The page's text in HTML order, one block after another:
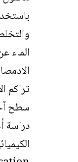
الماء
تراكم
سطح
دراسة